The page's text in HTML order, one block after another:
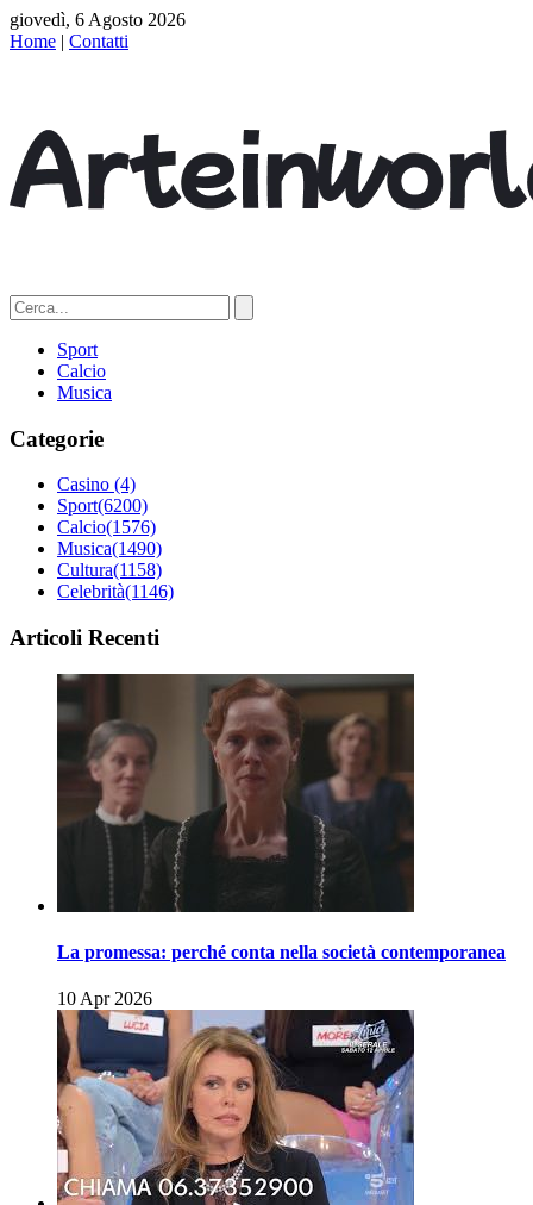
giovedì, 6 Agosto 2026
Home | Contatti
Sport
Calcio
Musica
Categorie
Casino (4)
Sport(6200)
Calcio(1576)
Musica(1490)
Cultura(1158)
Celebrità(1146)
Articoli Recenti
La promessa: perché conta nella società contemporanea
10 Apr 2026